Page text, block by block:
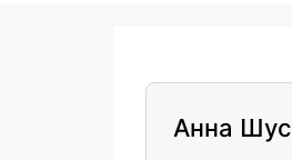
Анна